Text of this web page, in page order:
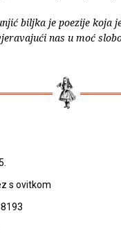
biljka je poezije koja
nas u moć
s ovitkom